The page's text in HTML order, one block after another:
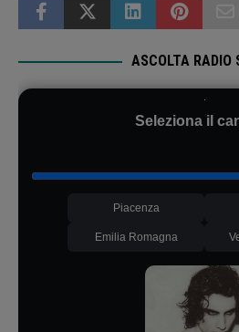
ASCOLTA RADIO
Seleziona il